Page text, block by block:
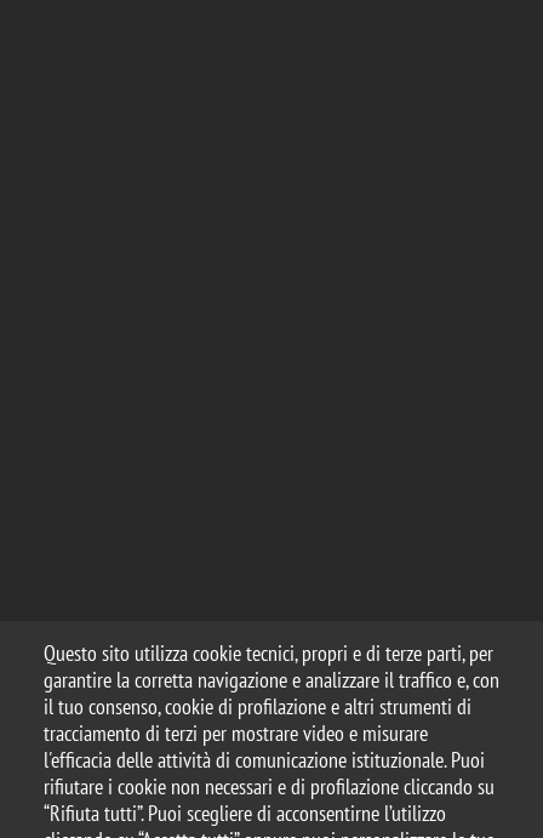
Questo sito utilizza cookie tecnici, propri e di terze parti, per
garantire la corretta navigazione e analizzare il traffico e, con
il tuo consenso, cookie di profilazione e altri strumenti di
tracciamento di terzi per mostrare video e misurare
l'efficacia delle attività di comunicazione istituzionale. Puoi
rifiutare i cookie non necessari e di profilazione cliccando su
“Rifiuta tutti”. Puoi scegliere di acconsentirne l’utilizzo